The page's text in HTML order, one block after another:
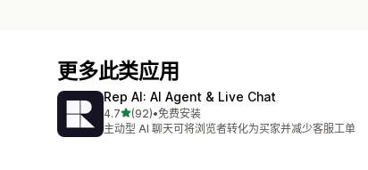
更多此类应用
Rep AI: AI Agent & Live Chat
4.7星（满分 5 星）
(92)
总共 92 条评论
•免费安装
主动型 AI 聊天可将浏览者转化为买家并减少客服工单